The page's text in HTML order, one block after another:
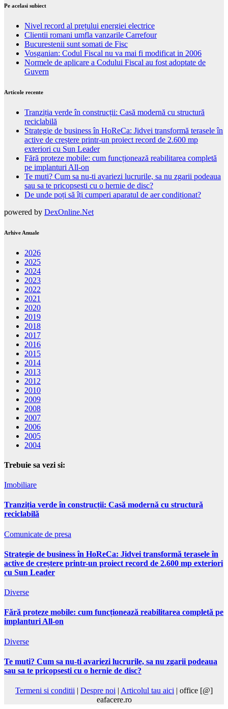
Pe acelasi subiect
Nivel record al prețului energiei electrice
Clientii romani umfla vanzarile Carrefour
Bucurestenii sunt somati de Fisc
Vosganian: Codul Fiscal nu va mai fi modificat in 2006
Normele de aplicare a Codului Fiscal au fost adoptate de
Guvern
Articole recente
Tranziția verde în construcții: Casă modernă cu structură
reciclabilă
Strategie de business în HoReCa: Jidvei transformă terasele în
active de creștere printr-un proiect record de 2.600 mp
exteriori cu Sun Leader
Fără proteze mobile: cum funcționează reabilitarea completă
pe implanturi All-on
Te muti? Cum sa nu-ti avariezi lucrurile, sa nu zgarii podeaua
sau sa te pricopsesti cu o hernie de disc?
De unde poți să îți cumperi aparatul de aer condiționat?
powered by DexOnline.Net
Arhive Anuale
2026
2025
2024
2023
2022
2021
2020
2019
2018
2017
2016
2015
2014
2013
2012
2010
2009
2008
2007
2006
2005
2004
Trebuie sa vezi si:
Imobiliare
Tranziția verde în construcții: Casă modernă cu structură
reciclabilă
Comunicate de presa
Strategie de business în HoReCa: Jidvei transformă terasele în
active de creștere printr-un proiect record de 2.600 mp exteriori
cu Sun Leader
Diverse
Fără proteze mobile: cum funcționează reabilitarea completă pe
implanturi All-on
Diverse
Te muti? Cum sa nu-ti avariezi lucrurile, sa nu zgarii podeaua
sau sa te pricopsesti cu o hernie de disc?
Termeni si conditii | Despre noi | Articolul tau aici | office [@]
eafacere.ro